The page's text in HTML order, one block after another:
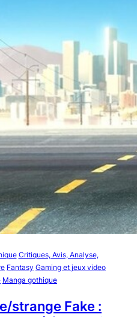
Critiques, Avis, Analyse,
Fantasy Gaming et jeux video
Manga gothique
strange Fake :